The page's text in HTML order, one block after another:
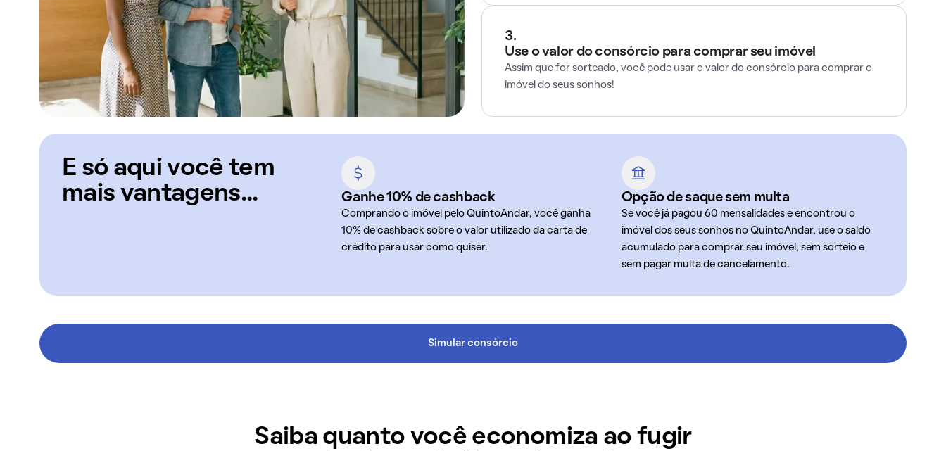
3.
Use o valor do consórcio para comprar seu imóvel
Assim que for sorteado, você pode usar o valor do consórcio para comprar o
imóvel do seus sonhos!
E só aqui você tem
mais vantagens...
Ganhe 10% de cashback
Comprando o imóvel pelo QuintoAndar, você ganha
10% de cashback sobre o valor utilizado da carta de
crédito para usar como quiser.
Opção de saque sem multa
Se você já pagou 60 mensalidades e encontrou o
imóvel dos seus sonhos no QuintoAndar, use o saldo
acumulado para comprar seu imóvel, sem sorteio e
sem pagar multa de cancelamento.
Simular consórcio
Saiba quanto você economiza ao fugir